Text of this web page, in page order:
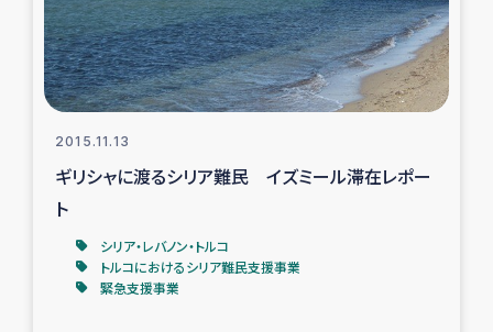
2015.11.13
ギリシャに渡るシリア難民 イズミール滞在レポー
ト
シリア・レバノン・トルコ
トルコにおけるシリア難民支援事業
緊急支援事業